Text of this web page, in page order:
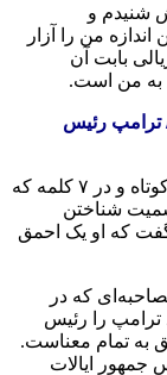
شنیدم و
سال ۱۳۸۸ تاکنون این اندازه من را آزار
بابت آن
ترامپ رئیس
در هفته‌ای که گذشت، مایکل شنون با سخنانی کوتاه و در ۷ کلمه که
شناختن
که او یک احمق
که در
ترامپ را رئیس
به تمام معناست.
جمهور ایالات